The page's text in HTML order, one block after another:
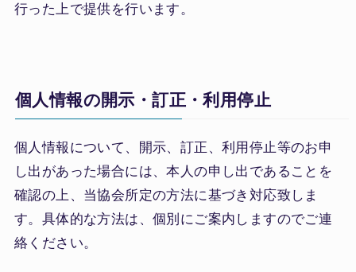
行った上で提供を行います。
個人情報の開示・訂正・利用停止
個人情報について、開示、訂正、利用停止等のお申
し出があった場合には、本人の申し出であることを
確認の上、当協会所定の方法に基づき対応致しま
す。具体的な方法は、個別にご案内しますのでご連
絡ください。